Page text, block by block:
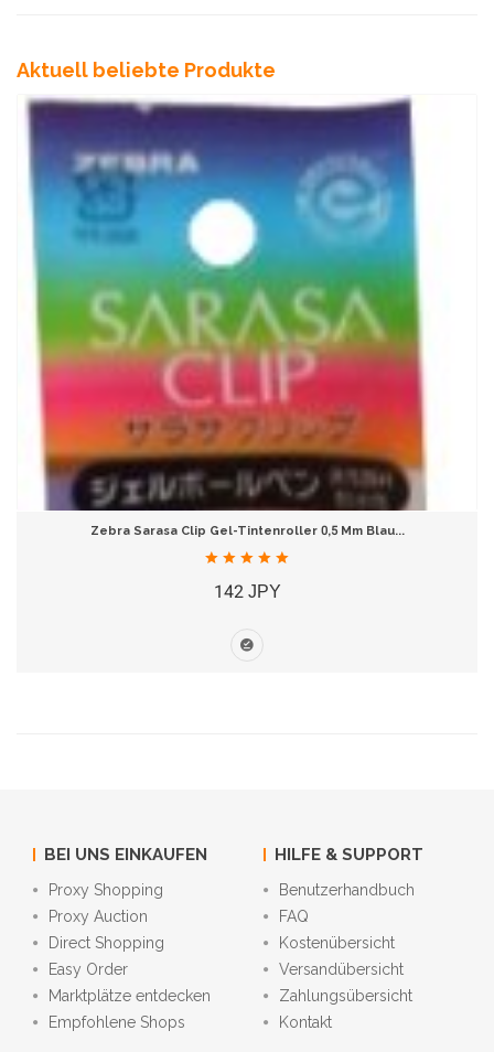
Aktuell beliebte Produkte
Zebra Sarasa Clip Gel-Tintenroller 0,5 Mm Blau...
142 JPY
BEI UNS EINKAUFEN
Proxy Shopping
Proxy Auction
Direct Shopping
Easy Order
Marktplätze entdecken
Empfohlene Shops
HILFE & SUPPORT
Benutzerhandbuch
FAQ
Kostenübersicht
Versandübersicht
Zahlungsübersicht
Kontakt